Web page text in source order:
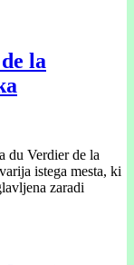
la
du Verdier de la
istega mesta, ki
zaradi